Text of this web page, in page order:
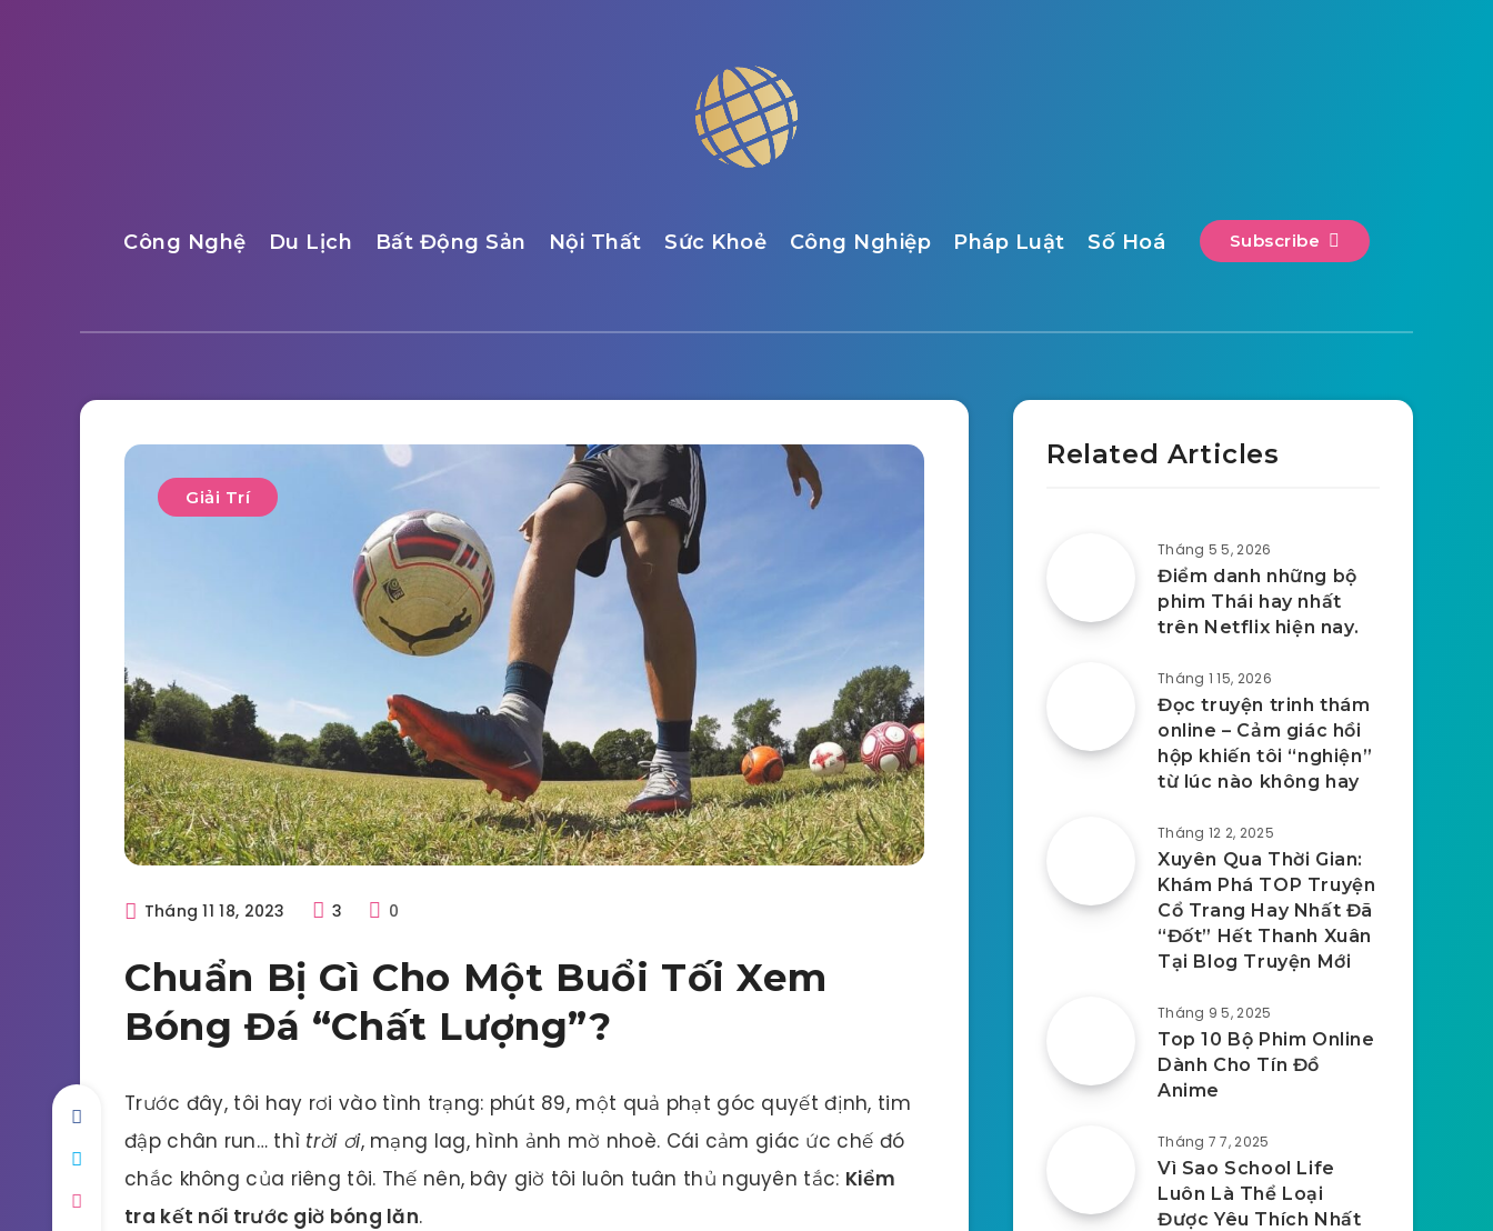
Công Nghệ Du Lịch Bất Động Sản Nội Thất Sức Khoẻ Công Nghiệp Pháp Luật Số Hoá Subscribe
Giải Trí
Tháng 11 18, 2023 3 0
Chuẩn Bị Gì Cho Một Buổi Tối Xem
Bóng Đá “Chất Lượng”?
Trước đây, tôi hay rơi vào tình trạng: phút 89, một quả phạt góc quyết định, tim
đập chân run… thì trời ơi, mạng lag, hình ảnh mờ nhoè. Cái cảm giác ức chế đó
chắc không của riêng tôi. Thế nên, bây giờ tôi luôn tuân thủ nguyên tắc: Kiểm
tra kết nối trước giờ bóng lăn.
Related Articles
Tháng 5 5, 2026
Điểm danh những bộ
phim Thái hay nhất
trên Netflix hiện nay.
Tháng 1 15, 2026
Đọc truyện trinh thám
online – Cảm giác hồi
hộp khiến tôi “nghiện”
từ lúc nào không hay
Tháng 12 2, 2025
Xuyên Qua Thời Gian:
Khám Phá TOP Truyện
Cổ Trang Hay Nhất Đã
“Đốt” Hết Thanh Xuân
Tại Blog Truyện Mới
Tháng 9 5, 2025
Top 10 Bộ Phim Online
Dành Cho Tín Đồ
Anime
Tháng 7 7, 2025
Vì Sao School Life
Luôn Là Thể Loại
Được Yêu Thích Nhất